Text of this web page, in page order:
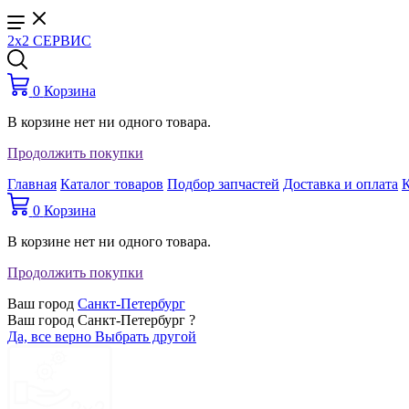
2x2 СЕРВИС
0 Корзина
В корзине нет ни одного товара.
Продолжить покупки
Главная Каталог товаров Подбор запчастей Доставка и оплата
0 Корзина
В корзине нет ни одного товара.
Продолжить покупки
Ваш город Санкт-Петербург
Ваш город Санкт-Петербург ?
Да, все верно Выбрать другой